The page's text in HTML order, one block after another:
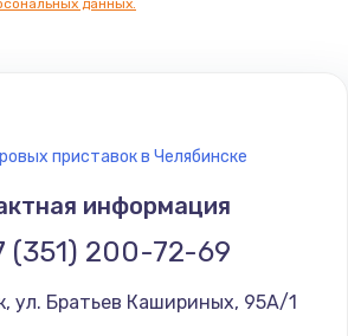
термостата
1200 руб.
Заказать
Замена реле
приставок в Челябинске
информация
(351) 200-72-69
, ул. Братьев Кашириных, 95А/1